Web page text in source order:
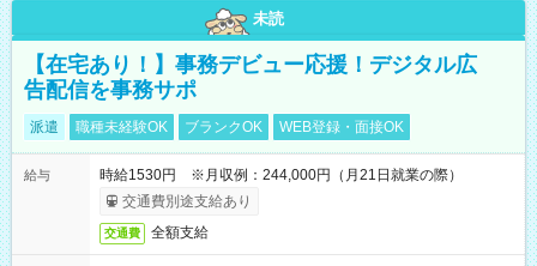
未読
【在宅あり！】事務デビュー応援！デジタル広
告配信を事務サポ
派遣 職種未経験OK ブランクOK WEB登録・面接OK
給与
時給1530円 ※月収例：244,000円（月21日就業の際）
交通費別途支給あり
交通費 全額支給